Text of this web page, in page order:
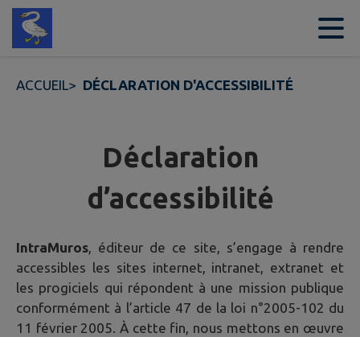
Contenu
ACCUEIL> DÉCLARATION D'ACCESSIBILITÉ
Déclaration
d’accessibilité
IntraMuros, éditeur de ce site, s’engage à rendre
accessibles les sites internet, intranet, extranet et
les progiciels qui répondent à une mission publique
conformément à l’article 47 de la loi n°2005-102 du
11 février 2005. À cette fin, nous mettons en œuvre